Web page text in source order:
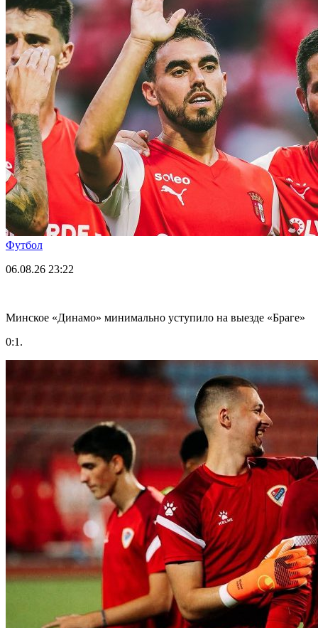
Футбол
06.08.26 23:22
Минское «Динамо» минимально уступило на выезде «Браге»
0:1.